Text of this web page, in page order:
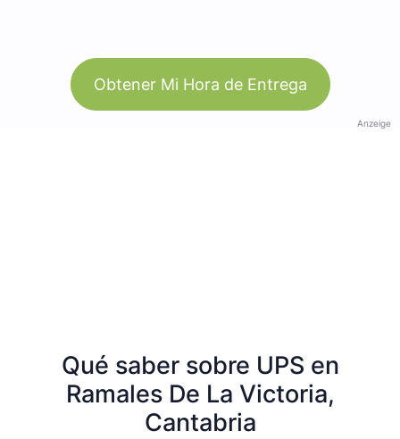
Obtener Mi Hora de Entrega
Anzeige
Qué saber sobre UPS en
Ramales De La Victoria,
Cantabria